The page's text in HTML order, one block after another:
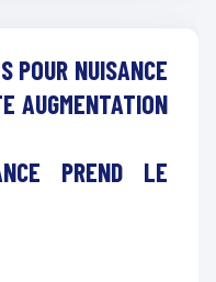
POUR NUISANCE
AUGMENTATION
PREND LE